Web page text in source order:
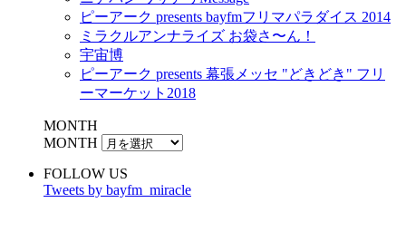
ピーアーク presents bayfmフリマパラダイス 2014
ミラクルアンナライズ お袋さ〜ん！
宇宙博
ピーアーク presents 幕張メッセ "どきどき" フリ
ーマーケット2018
MONTH
MONTH
FOLLOW US
Tweets by bayfm_miracle